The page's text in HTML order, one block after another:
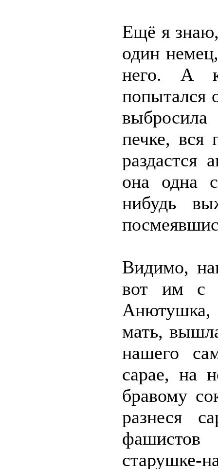
Ещё я
один
него. А
попытался
выбросила
печке, вся
раздастся
она одна
нибудь
Видимо,
вот им с
Анютушка,
мать,
нашего
сарае, на
бравому
разнеся
фашистов